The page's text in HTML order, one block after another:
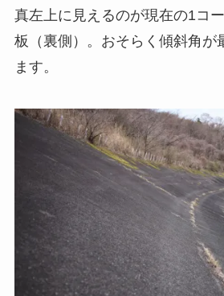
真左上に見えるのが現在の1コ
板（裏側）。おそらく傾斜角が
ます。